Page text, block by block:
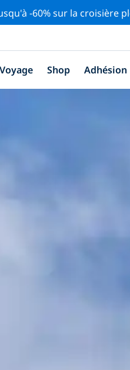
-60% sur la croisière
Voyage Shop Adhésion